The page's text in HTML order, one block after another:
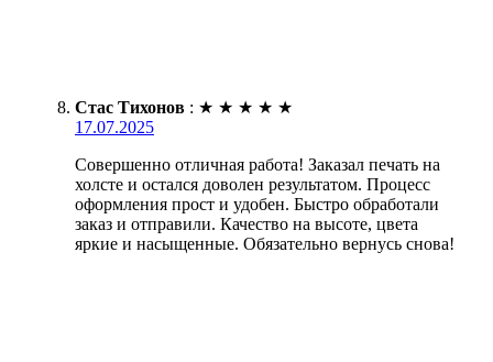
Стас Тихонов : ★ ★ ★ ★ ★
17.07.2025
Совершенно отличная работа! Заказал печать на
холсте и остался доволен результатом. Процесс
оформления прост и удобен. Быстро обработали
заказ и отправили. Качество на высоте, цвета
яркие и насыщенные. Обязательно вернусь снова!